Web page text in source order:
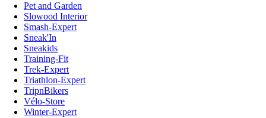
Pet and Garden
Slowood Interior
Smash-Expert
Sneak'In
Sneakids
Training-Fit
Trek-Expert
Triathlon-Expert
TripnBikers
Vélo-Store
Winter-Expert